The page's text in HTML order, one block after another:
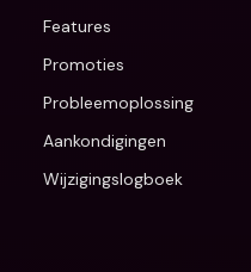
Features
Promoties
Probleemoplossing
Aankondigingen
Wijzigingslogboek